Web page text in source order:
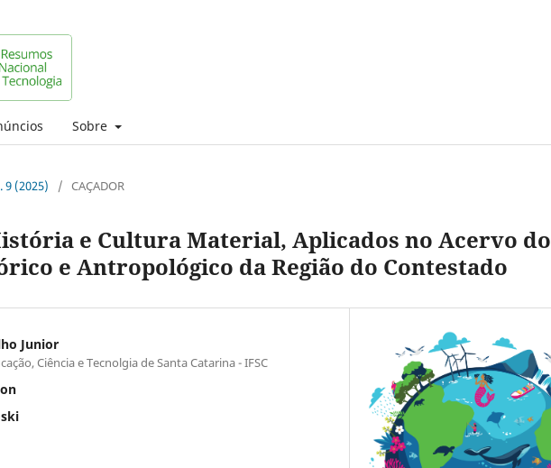
Sobre
9 (2025) / CAÇADOR
e Cultura Material, Aplicados no Acervo do
e Antropológico da Região do Contestado
Junior
Ciência e Tecnolgia de Santa Catarina - IFSC